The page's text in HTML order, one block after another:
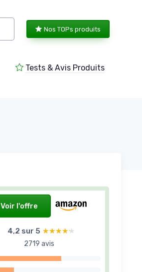
Nos TOPs produits
Tests & Avis Produits
Voir l'offre
4,2 sur 5 ★★★★★
★★★★★
2719 avis